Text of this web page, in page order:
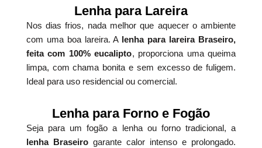
Lenha para Lareira
Nos dias frios, nada melhor que aquecer o ambiente
com uma boa lareira. A lenha para lareira Braseiro,
feita com 100% eucalipto, proporciona uma queima
limpa, com chama bonita e sem excesso de fuligem.
Ideal para uso residencial ou comercial.
Lenha para Forno e Fogão
Seja para um fogão a lenha ou forno tradicional, a
lenha Braseirogarante calor intenso e prolongado.